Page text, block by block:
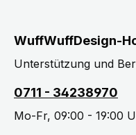
WuffWuffDesign-
Unterstützung und
0711 - 34238970
Mo-Fr, 09:00 - 19:00